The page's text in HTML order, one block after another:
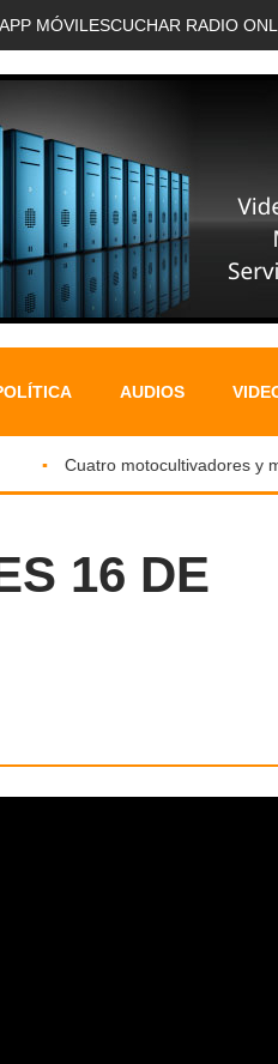
APP MÓVIL ESCUCHAR RADIO
AUDIOS
Cuatro motocultivadores y
16 DE